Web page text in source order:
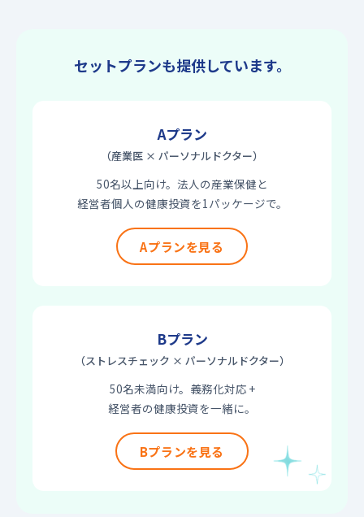
セットプランも提供しています。
Aプラン
（産業医 × パーソナルドクター）
50名以上向け。法人の産業保健と
経営者個人の健康投資を1パッケージで。
Aプランを見る
Bプラン
（ストレスチェック × パーソナルドクター）
50名未満向け。義務化対応 +
経営者の健康投資を一緒に。
Bプランを見る